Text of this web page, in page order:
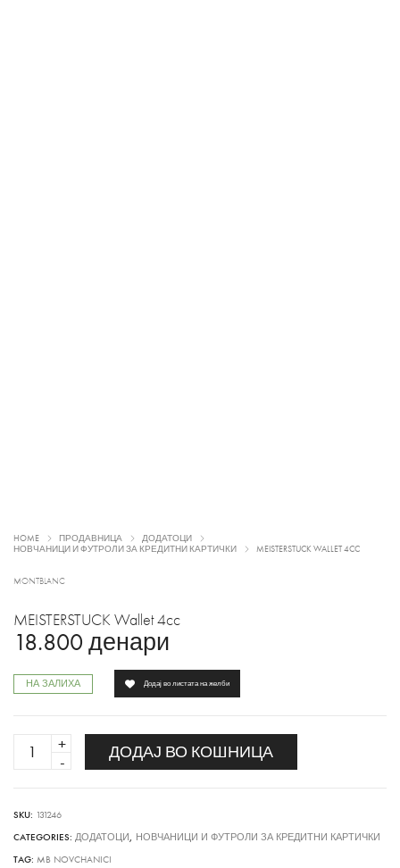
HOME ПРОДАВНИЦА
ДОДАТОЦИ
НОВЧАНИЦИ И ФУТРОЛИ ЗА КРЕДИТНИ КАРТИЧКИ
MEISTERSTUCK WALLET 4CC
MONTBLANC
MEISTERSTUCK Wallet 4cc
18.800 денари
НА ЗАЛИХА
MEISTERSTUCK
Wallet
ДОДАЈ ВО КОШНИЦА
Додај во листата на желби
SKU: 131246
CATEGORIES: ДОДАТОЦИ, НОВЧАНИЦИ И ФУТРОЛИ ЗА КРЕДИТНИ КАРТИЧКИ
TAG: MB NOVCHANICI